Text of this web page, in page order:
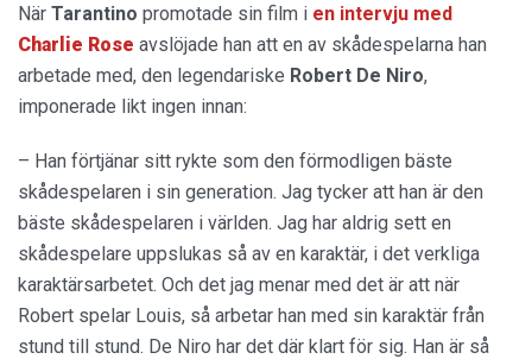
När Tarantino promotade sin film i en intervju med
Charlie Rose avslöjade han att en av skådespelarna han
arbetade med, den legendariske Robert De Niro,
imponerade likt ingen innan:
– Han förtjänar sitt rykte som den förmodligen bäste
skådespelaren i sin generation. Jag tycker att han är den
bäste skådespelaren i världen. Jag har aldrig sett en
skådespelare uppslukas så av en karaktär, i det verkliga
karaktärsarbetet. Och det jag menar med det är att när
Robert spelar Louis, så arbetar han med sin karaktär från
stund till stund. De Niro har det där klart för sig. Han är så